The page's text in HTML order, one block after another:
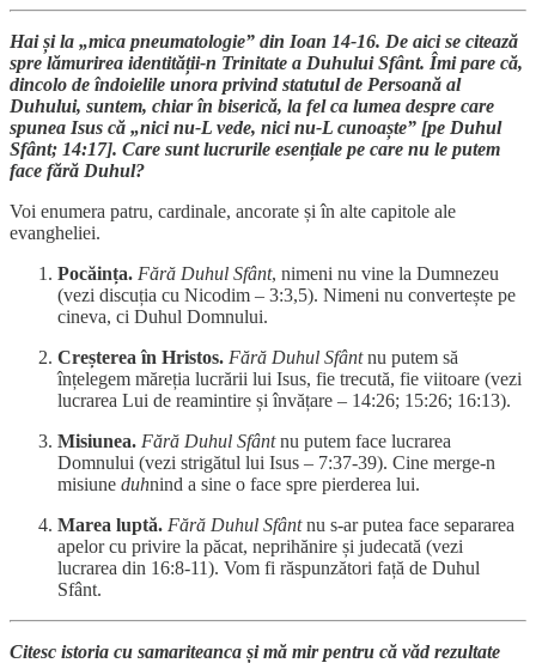
Hai și la „mica pneumatologie” din Ioan 14-16. De aici se citează
spre lămurirea identității-n Trinitate a Duhului Sfânt. Îmi pare că,
dincolo de îndoielile unora privind statutul de Persoană al
Duhului, suntem, chiar în biserică, la fel ca lumea despre care
spunea Isus că „nici nu-L vede, nici nu-L cunoaște” [pe Duhul
Sfânt; 14:17]. Care sunt lucrurile esențiale pe care nu le putem
face fără Duhul?
Voi enumera patru, cardinale, ancorate și în alte capitole ale
evangheliei.
Pocăința. Fără Duhul Sfânt, nimeni nu vine la Dumnezeu
(vezi discuția cu Nicodim – 3:3,5). Nimeni nu convertește pe
cineva, ci Duhul Domnului.
Creșterea în Hristos. Fără Duhul Sfântnu putem să
înțelegem măreția lucrării lui Isus, fie trecută, fie viitoare (vezi
lucrarea Lui de reamintire și învățare – 14:26; 15:26; 16:13).
Misiunea. Fără Duhul Sfântnu putem face lucrarea
Domnului (vezi strigătul lui Isus – 7:37-39). Cine merge-n
misiune duhnind a sine o face spre pierderea lui.
Marea luptă. Fără Duhul Sfântnu s-ar putea face separarea
apelor cu privire la păcat, neprihănire și judecată (vezi
lucrarea din 16:8-11). Vom fi răspunzători față de Duhul
Sfânt.
Citesc istoria cu samariteanca și mă mir pentru că văd rezultate